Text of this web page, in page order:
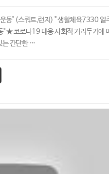
동" (스쿼트,런지) ​" 생활체육7330 일
" ★ 코로나19 대응 사회적 거리두기에
는 간단한 …